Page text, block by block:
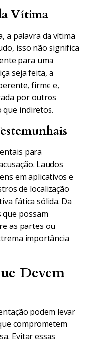
Vítima
a palavra da vítima
isso não significa
para uma
seja feita, a
firme e,
por outros
que indiretos.
para
Laudos
em aplicativos e
de localização
fática sólida. Da
possam
as partes ou
importância
Devem
podem levar
comprometem
Evitar essas